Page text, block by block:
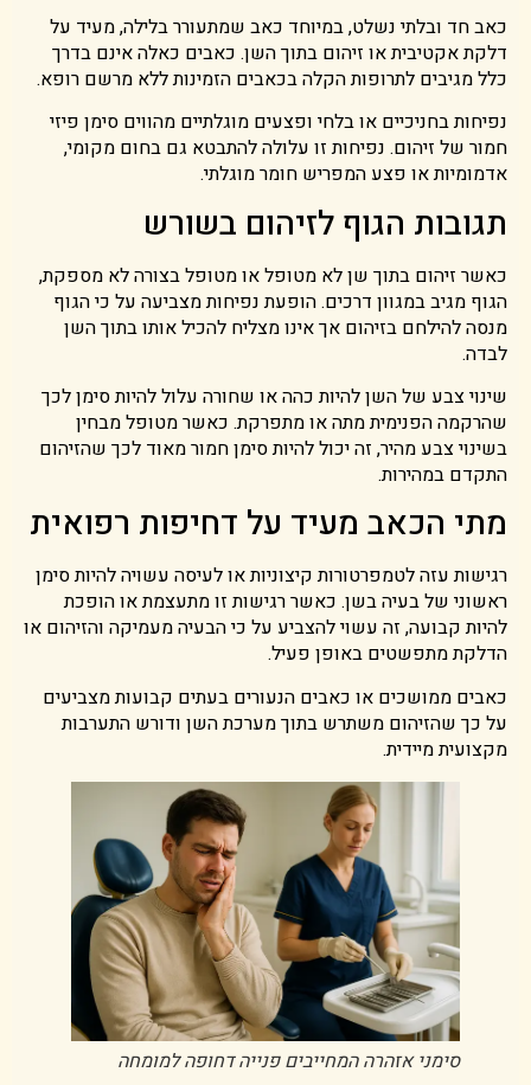
כאב חד ובלתי נשלט, במיוחד כאב שמתעורר בלילה, מעיד על
דלקת אקטיבית או זיהום בתוך השן. כאבים כאלה אינם בדרך
כלל מגיבים לתרופות הקלה בכאבים הזמינות ללא מרשם רופא.
נפיחות בחניכיים או בלחי ופצעים מוגלתיים מהווים סימן פיזי
חמור של זיהום. נפיחות זו עלולה להתבטא גם בחום מקומי,
אדמומיות או פצע המפריש חומר מוגלתי.
תגובות הגוף לזיהום בשורש
כאשר זיהום בתוך שן לא מטופל או מטופל בצורה לא מספקת,
הגוף מגיב במגוון דרכים. הופעת נפיחות מצביעה על כי הגוף
מנסה להילחם בזיהום אך אינו מצליח להכיל אותו בתוך השן
לבדה.
שינוי צבע של השן להיות כהה או שחורה עלול להיות סימן לכך
שהרקמה הפנימית מתה או מתפרקת. כאשר מטופל מבחין
בשינוי צבע מהיר, זה יכול להיות סימן חמור מאוד לכך שהזיהום
התקדם במהירות.
מתי הכאב מעיד על דחיפות רפואית
רגישות עזה לטמפרטורות קיצוניות או לעיסה עשויה להיות סימן
ראשוני של בעיה בשן. כאשר רגישות זו מתעצמת או הופכת
להיות קבועה, זה עשוי להצביע על כי הבעיה מעמיקה והזיהום או
הדלקת מתפשטים באופן פעיל.
כאבים ממושכים או כאבים הנעורים בעתים קבועות מצביעים
על כך שהזיהום משתרש בתוך מערכת השן ודורש התערבות
מקצועית מיידית.
סימני אזהרה המחייבים פנייה דחופה למומחה